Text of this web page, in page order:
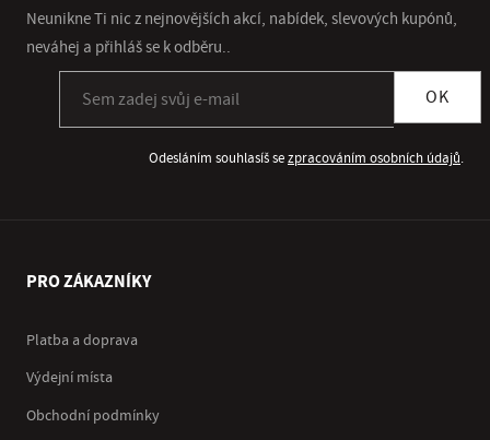
Neunikne Ti nic z nejnovějších akcí, nabídek, slevových kupónů,
neváhej a přihláš se k odběru..
OK
Odesláním souhlasíš sezpracováním osobních údajů.
PRO ZÁKAZNÍKY
Platba a doprava
Výdejní místa
Obchodní podmínky